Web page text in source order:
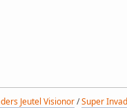
Jeutel Visionor/Super